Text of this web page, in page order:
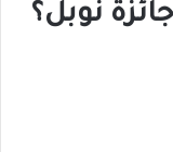
نوبل؟